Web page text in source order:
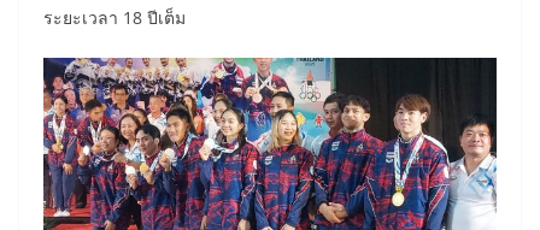
ระยะเวลา 18 ปีเต็ม